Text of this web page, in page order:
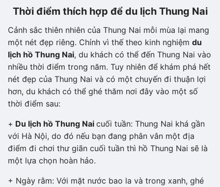
Thời điểm thích hợp để du lịch Thung Nai
Cảnh sắc thiên nhiên của Thung Nai mỗi mùa lại mang
một nét đẹp riêng. Chính vì thế theo kinh nghiệm du
lịch hồ Thung Nai, du khách có thể đến Thung Nai vào
nhiều thời điểm trong năm. Tuy nhiên để khám phá hết
nét đẹp của Thung Nai và có một chuyến đi thuận lợi
hơn, du khách có thể ghé thăm nơi đây vào một số
thời điểm sau:
+ Du lịch hồ Thung Nai cuối tuần: Thung Nai khá gần
với Hà Nội, do đó nếu bạn đang phân vân một địa
điểm đi chơi thư giãn cuối tuần thì hồ Thung Nai sẽ là
một lựa chọn hoàn hảo.
+ Ngày rằm: Với mặt nước bao la và trong xanh, ghé